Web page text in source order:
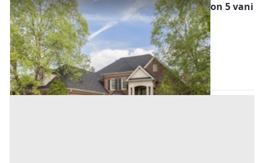
Asta Villino ad una elevazione fuori terra con 5 vani
Altofonte (Palermo)
Offerta minima
27.000 € 36.000 €
Codice asta:AE9567968
Asta chiusa